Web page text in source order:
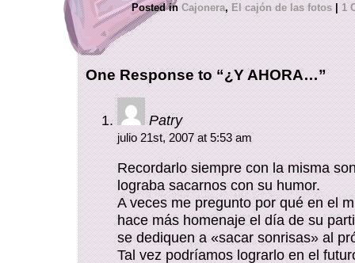
Posted inCajonera,El cajón de las fotos | 1
One Response to “¿Y AHORA…”
Patry
julio 21st, 2007 at 5:53 am
Recordarlo siempre con la misma
lograba sacarnos con su humor.
A veces me pregunto por qué en el
hace más homenaje el día de su
se dediquen a «sacar sonrisas» al
Tal vez podríamos lograrlo en el